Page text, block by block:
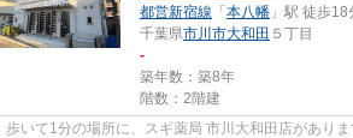
都営新宿線 「 本八幡 」駅 徒歩18
千葉県市川市大和田 ５丁目
-
築年数：築8年
階数：2階建
歩いて1分の場所に、スギ薬局 市川大和田店があり